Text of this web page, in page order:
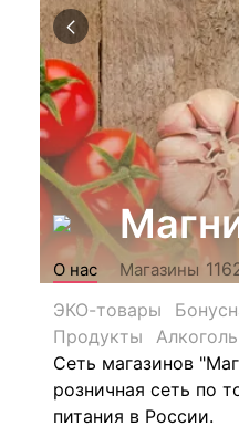
О нас Магазины
ЭКО-товары
Продукты
Алкоголь
Сеть магазинов
розничная сеть по
питания в России.